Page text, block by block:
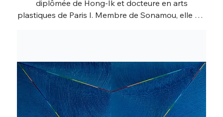
diplômée de Hong-Ik et docteure en arts
plastiques de Paris I. Membre de Sonamou, elle est
ondes » débutée en 2009, mêle matière, lumière et
maîtrise de la calligraphie, créant des vibrations
évoquant les éléments naturels. Exposée en
Corée, en France et à l’international, elle figure
dans plusieurs collections publiques et privées.